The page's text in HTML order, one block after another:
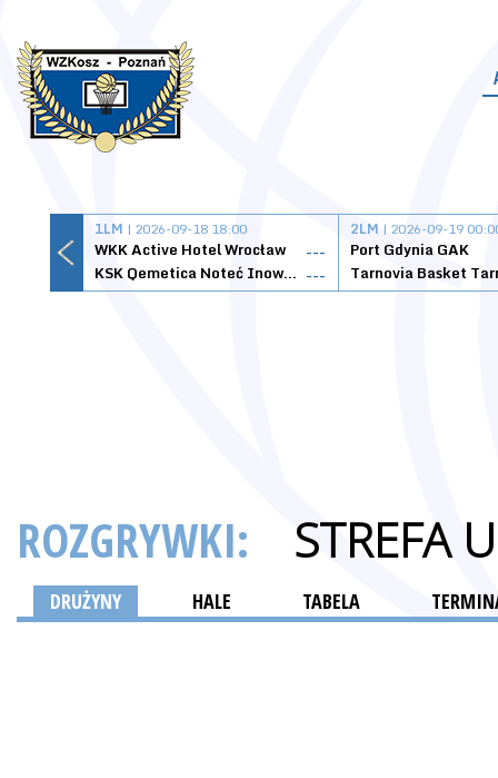
1LM | 2026-09-18 18:00
WKK Active Hotel Wrocław
---
KSK Qemetica Noteć Inowrocław ---
2LM | 2026-09-19
Port Gdynia GAK
ROZGRYWKI: STREFA
DRUŻYNY HALE TABELA